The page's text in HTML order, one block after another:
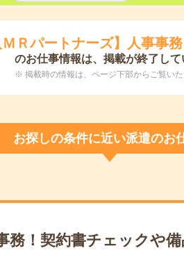
ＭＲパートナーズ】人事事
のお仕事情報は、掲載が終了して
※ 掲載時の情報は、ページ下部からご覧いた
お探しの条件に近い派遣のお
務！契約書チェックや